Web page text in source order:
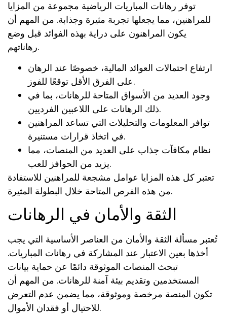
توفر رهانات المباريات الرياضية مجموعة من المزايا
للمراهنين، مما يجعلها تجربة مثيرة وجذابة. من المهم أن
يكون المراهنون على دراية بهذه الفوائد قبل وضع
رهاناتهم.
ارتفاع احتمالات العوائد المالية، خصوصًا عند الرهان
على الفرق الأقل توقعًا للفوز.
وجود العديد من الأسواق المتاحة للرهانات، بما في
ذلك الرهانات على اللاعبين الفرديين.
توافر المعلومات والتحليلات التي تساعد المراهنين
في اتخاذ قرارات مستنيرة.
نظام مكافآت جذاب على العديد من المنصات، مما
يزيد من الحوافز للعب.
تعتبر كل هذه المزايا عوامل مشجعة للمراهنين للاستفادة
من هذه الفرص المتاحة خلال البطولة المثيرة.
الثقة والأمان في الرهانات
تُعتبر مسألة الثقة والأمان من العناصر الأساسية التي يجب
أخذها بعين الاعتبار عند المشاركة في رهانات المباريات.
تبحث المنصات الموثوقة دائمًا عن حماية بيانات
المستخدمين وتقديم بيئة آمنة للرهانات. من المهم أن
تكون المنصة مرخصة وموثوقة، مما يضمن عدم التعرض
للاحتيال أو فقدان الأموال.